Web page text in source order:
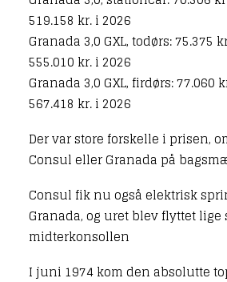
519.158 kr. i 2026
Granada 3,0 GXL, todørs: 75.375
555.010 kr. i 2026
Granada 3,0 GXL, firdørs: 77.060
567.418 kr. i 2026
Der var store forskelle i prisen,
Consul eller Granada på
Consul fik nu også elektrisk
Granada, og uret blev flyttet
midterkonsollen
I juni 1974 kom den absolutte